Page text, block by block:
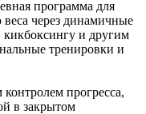
программа для
через динамичные
кикбоксингу и другим
тренировки и
прогресса,
в закрытом